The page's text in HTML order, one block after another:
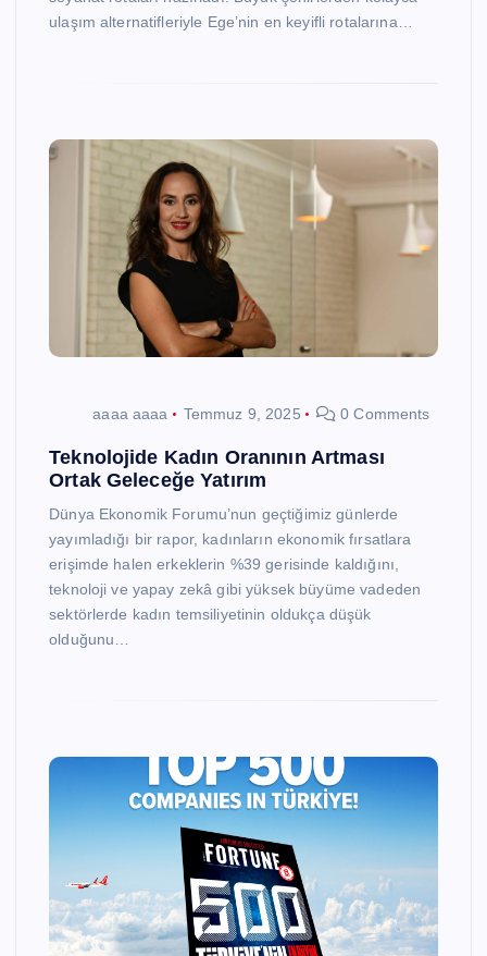
ulaşım alternatifleriyle Ege’nin en keyifli rotalarına…
aaaa aaaa Temmuz 9, 2025 0 Comments
Teknolojide Kadın Oranının Artması
Ortak Geleceğe Yatırım
Dünya Ekonomik Forumu’nun geçtiğimiz günlerde
yayımladığı bir rapor, kadınların ekonomik fırsatlara
erişimde halen erkeklerin %39 gerisinde kaldığını,
teknoloji ve yapay zekâ gibi yüksek büyüme vadeden
sektörlerde kadın temsiliyetinin oldukça düşük
olduğunu…